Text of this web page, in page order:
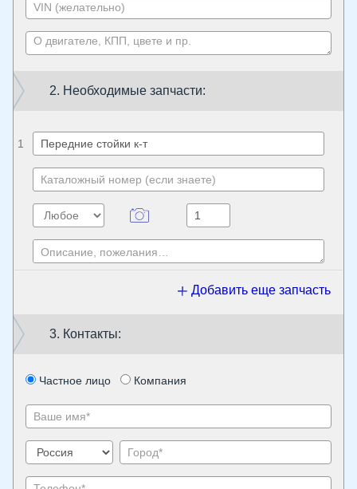
2. Необходимые запчасти:
1
Добавить еще запчасть
3. Контакты:
Частное лицо Компания